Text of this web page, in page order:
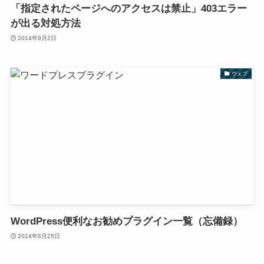
「指定されたページへのアクセスは禁止」403エラー
が出る対処方法
2014年9月2日
ウェブ
WordPress便利なお勧めプラグイン一覧（忘備録）
2014年6月25日